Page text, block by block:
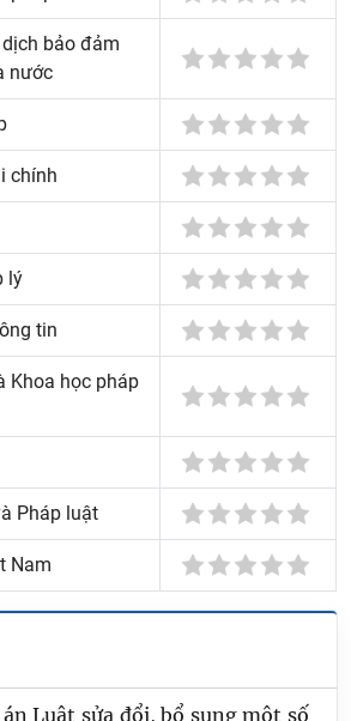
bảo đảm
nước
chính
lý
tin
Khoa học pháp
Pháp luật
Nam
Luật sửa đổi, bổ sung một số